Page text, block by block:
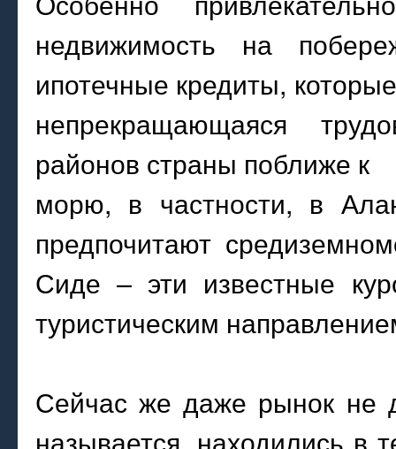
недвижимость на
ипотечные кредиты,
непрекращающаяся
районов страны поближе к
морю, в частности, в
предпочитают
Сиде – эти известные
туристическим
Сейчас же даже рынок не
называется, находились в